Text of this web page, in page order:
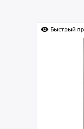
Быстрый просмотр